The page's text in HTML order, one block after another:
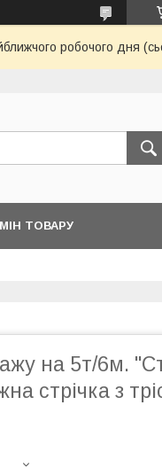
робочого дня
ТОВАРУ
на 5т/6м.
стрічка з